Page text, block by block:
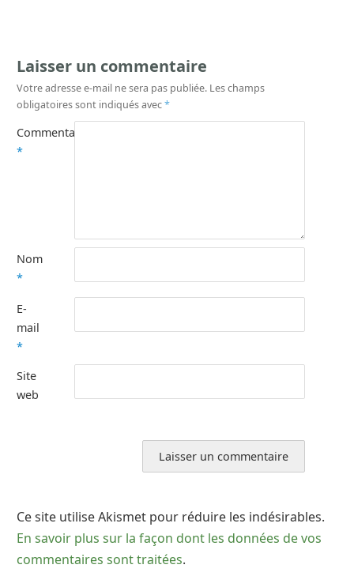
Laisser un commentaire
Votre adresse e-mail ne sera pas publiée. Les champs
obligatoires sont indiqués avec*
Commentaire
*
Nom
*
E-
mail
*
Site
web
Ce site utilise Akismet pour réduire les indésirables.
En savoir plus sur la façon dont les données de vos
commentaires sont traitées.